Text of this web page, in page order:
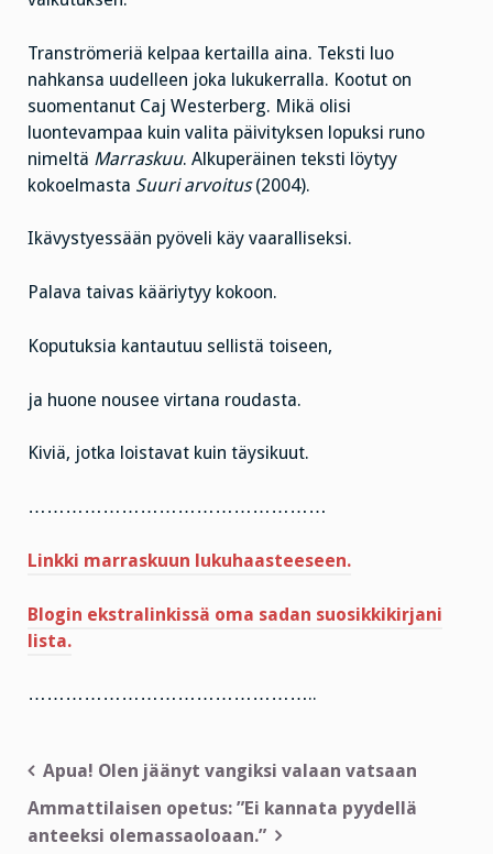
Tranströmeriä kelpaa kertailla aina. Teksti luo
nahkansa uudelleen joka lukukerralla. Kootut on
suomentanut Caj Westerberg. Mikä olisi
luontevampaa kuin valita päivityksen lopuksi runo
nimeltä Marraskuu. Alkuperäinen teksti löytyy
kokoelmasta Suuri arvoitus(2004).
Ikävystyessään pyöveli käy vaaralliseksi.
Palava taivas kääriytyy kokoon.
Koputuksia kantautuu sellistä toiseen,
ja huone nousee virtana roudasta.
Kiviä, jotka loistavat kuin täysikuut.
…………………………………………
Linkki marraskuun lukuhaasteeseen.
Blogin ekstralinkissä oma sadan suosikkikirjani
lista.
………………………………………..
Artikkelien
selaus
Apua! Olen jäänyt vangiksi valaan vatsaan
Ammattilaisen opetus: ”Ei kannata pyydellä
anteeksi olemassaoloaan.”